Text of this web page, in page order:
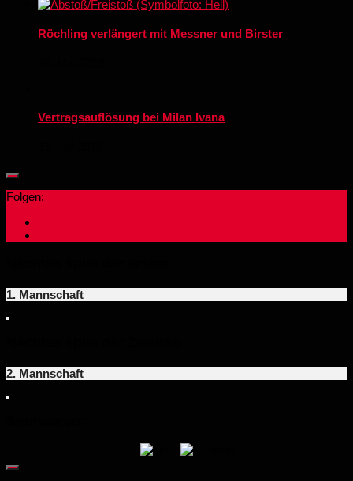
Röchling verlängert mit Messner und Birster
Vertragsauflösung bei Milan Ivana
Folgen:
1. Mannschaft
2. Mannschaft